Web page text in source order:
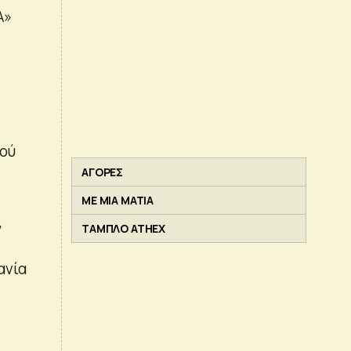
ΑΓΟΡΕΣ
ΜΕ ΜΙΑ ΜΑΤΙΑ
ΤΑΜΠΛΟ ATHEX